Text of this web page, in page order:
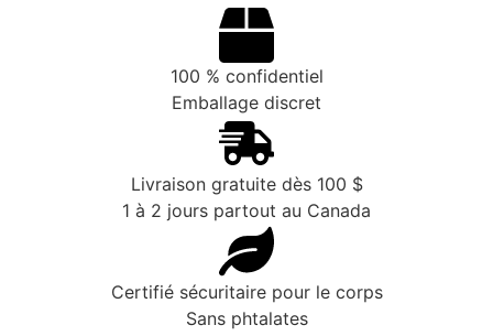
100 % confidentiel
Emballage discret
Livraison gratuite dès 100 $
1 à 2 jours partout au Canada
Certifié sécuritaire pour le corps
Sans phtalates